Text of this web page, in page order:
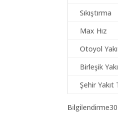
Sıkıştırma
Max Hız
Otoyol
Birleşik
Şehir